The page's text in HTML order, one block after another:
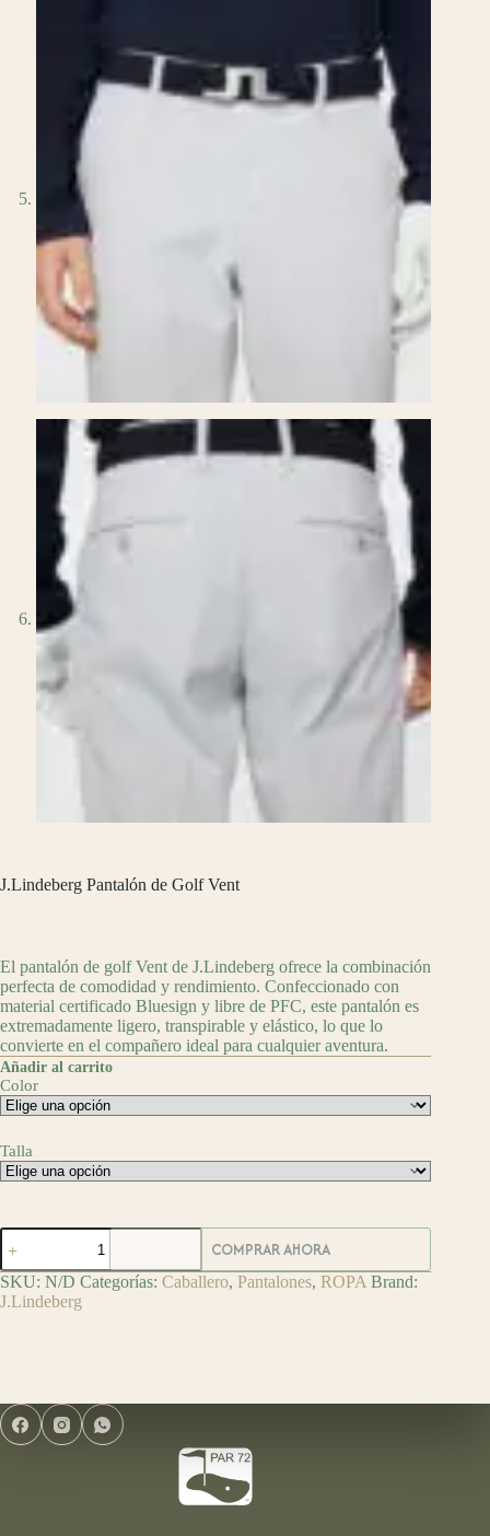
J.Lindeberg Pantalón de Golf Vent
El pantalón de golf Vent de J.Lindeberg ofrece la combinación
perfecta de comodidad y rendimiento. Confeccionado con
material certificado Bluesign y libre de PFC, este pantalón es
extremadamente ligero, transpirable y elástico, lo que lo
convierte en el compañero ideal para cualquier aventura.
Añadir al carrito
Color
Talla
J.Lindeberg
Pantalón
de
Golf
Vent
COMPRAR AHORA
SKU: N/D Categorías: Caballero, Pantalones, ROPA Brand:
J.Lindeberg